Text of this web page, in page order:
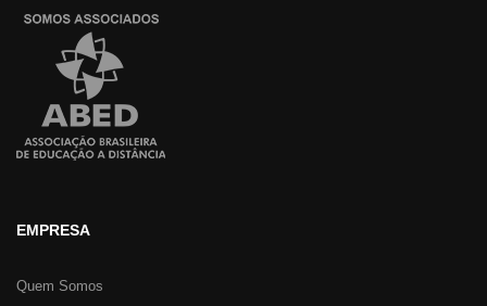
EMPRESA
Quem Somos